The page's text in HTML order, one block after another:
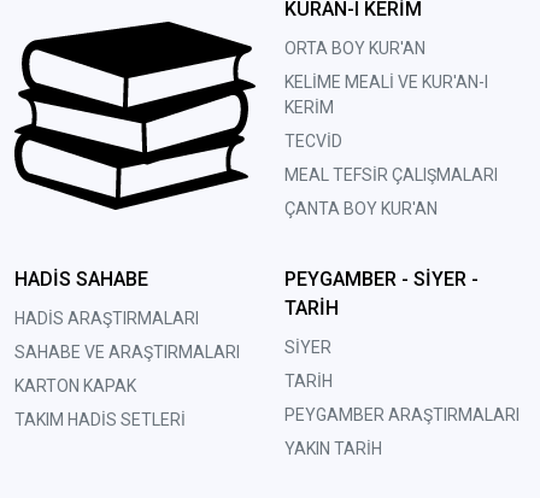
KURAN-I KERİM
ORTA BOY KUR'AN
KELİME MEALİ VE KUR'AN-I
KERİM
TECVİD
MEAL TEFSİR ÇALIŞMALARI
ÇANTA BOY KUR'AN
HADİS SAHABE
HADİS ARAŞTIRMALARI
SAHABE VE ARAŞTIRMALARI
KARTON KAPAK
TAKIM HADİS SETLERİ
PEYGAMBER - SİYER -
TARİH
SİYER
TARİH
PEYGAMBER ARAŞTIRMALARI
YAKIN TARİH